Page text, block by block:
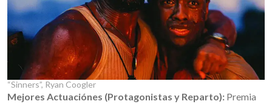
“Sinners”, Ryan Coogler
Mejores Actuaciónes (Protagonistas y Reparto): Premia